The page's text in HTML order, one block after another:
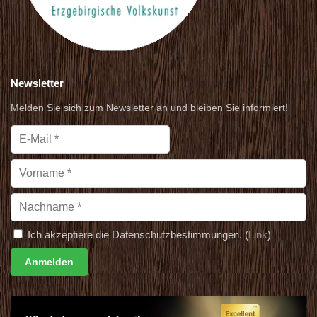
Newsletter
Melden Sie sich zum Newsletter an und bleiben Sie informiert!
Ich akzeptiere die Datenschutzbestimmungen. (Link)